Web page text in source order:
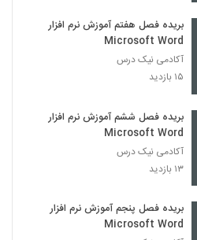
بریده فصل هفتم آموزش نرم افزار
Microsoft Word
آکادمی نیک درس
۱۵ بازدید
بریده فصل ششم آموزش نرم افزار
Microsoft Word
آکادمی نیک درس
۱۳ بازدید
بریده فصل پنجم آموزش نرم افزار
Microsoft Word